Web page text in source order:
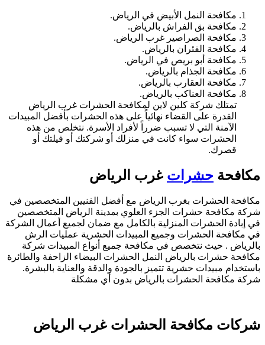
مكافحة النمل الأبيض في الرياض.
مكافحة بق الفراش بالرياض.
مكافحة الصراصير غرب الرياض.
مكافحة الفئران بالرياض.
مكافحة أبو بريص في الرياض.
مكافحة الجذام بالرياض.
مكافحة العقارب بالرياض.
مكافحة العناكب بالرياض.
تمتلك شركة كلين لاين لمكافحة الحشرات غرب الرياض
القدرة على القضاء نهائياً على هذه الحشرات بأفضل المبيدات
الآمنة التي لا تسبب ضرراً لأفراد الأسرة. نتخلص من هذه
الحشرات سواء كانت في منزلك أو شركتك أو فيلتك أو
قصرك.
مكافحة حشرات غرب الرياض
مكافحة الحشرات بغرب الرياض مع أفضل الفنيين المتخصصين في
شركة مكافحة حشرات الجزء العلوي بمدينة الرياض المتخصصين
في إبادة الحشرات المنزلية بالكامل مع ضمان لجميع أعمال الشركة
في مكافحة الحشرات وجميع المبيدات الحشرية عمليات الرش
بالرياض . حيث نتخصص في مكافحة جميع أنواع المبيدات شركة
مكافحة حشرات بالرياض النمل الحشرات البيضاء الزاحفة والطائرة
باستخدام مبيدات حشرية تتميز بالجودة والدقة والعناية بالبشرة.
شركة مكافحة الحشرات بالرياض بدون أي مشكلة
شركات مكافحة الحشرات غرب الرياض